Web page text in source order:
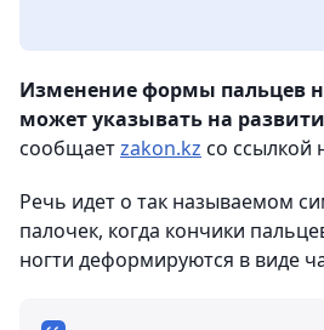
Изменение формы пальцев
может указывать на
сообщаетzakon.kz со ссылкой
Речь идет о так называемом
палочек, когда кончики
ногти деформируются в виде